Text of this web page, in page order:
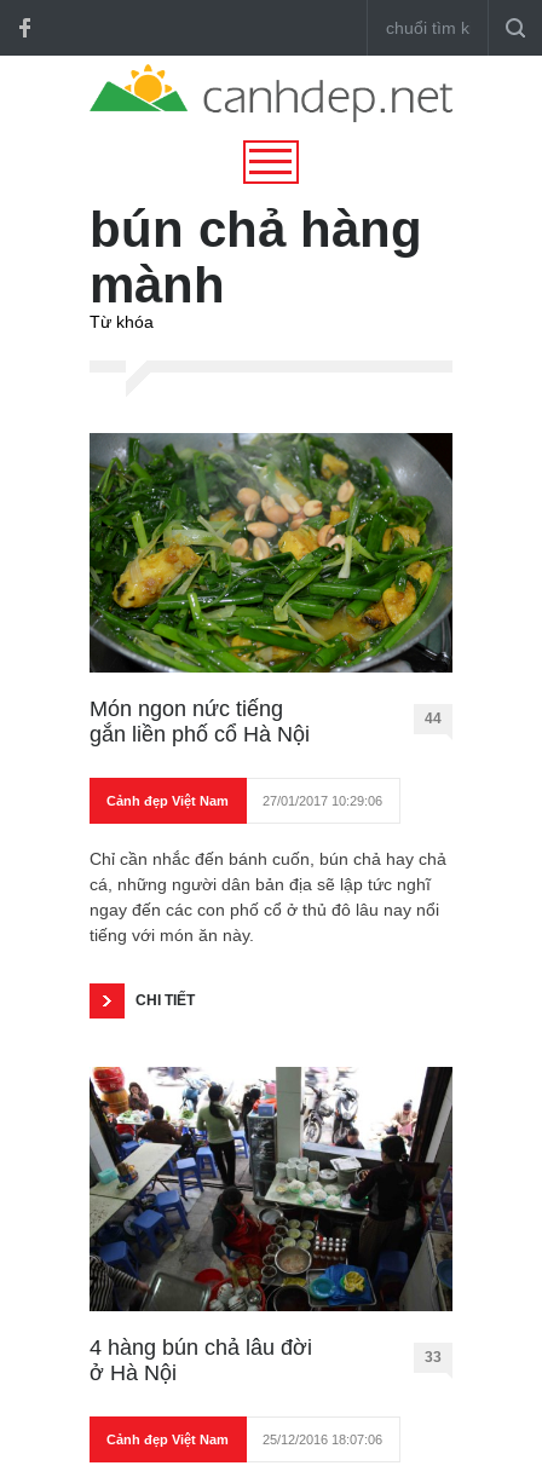
bún chả hàng
mành
Từ khóa
Món ngon nức tiếng
gắn liền phố cổ Hà Nội
44
Cảnh đẹp Việt Nam 27/01/2017 10:29:06
Chỉ cần nhắc đến bánh cuốn, bún chả hay chả
cá, những người dân bản địa sẽ lập tức nghĩ
ngay đến các con phố cổ ở thủ đô lâu nay nổi
tiếng với món ăn này.
CHI TIẾT
4 hàng bún chả lâu đời
ở Hà Nội
33
Cảnh đẹp Việt Nam 25/12/2016 18:07:06